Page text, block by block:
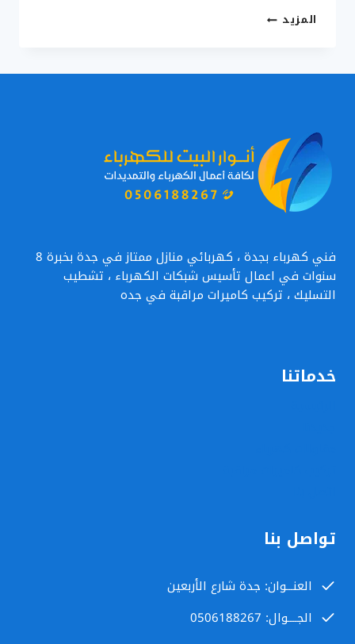
المزيد تركيب
ت:
داخلية
جدة
–
ديكورات
اضاءة
جبس
انارة
مخفية
جدة
فني كهرباء بجدة ، كهربائي منازل ممتاز في جدة بخبرة 8
سنوات في اعمال تأسيس شبكات الكهرباء ، تشطيب
التسليك ، تركيب كاميرات مراقبة في جده
خدماتنا
تواصل بنا
العنـــوان: جدة شارع الأربعين
الجــــوال: 0506188267